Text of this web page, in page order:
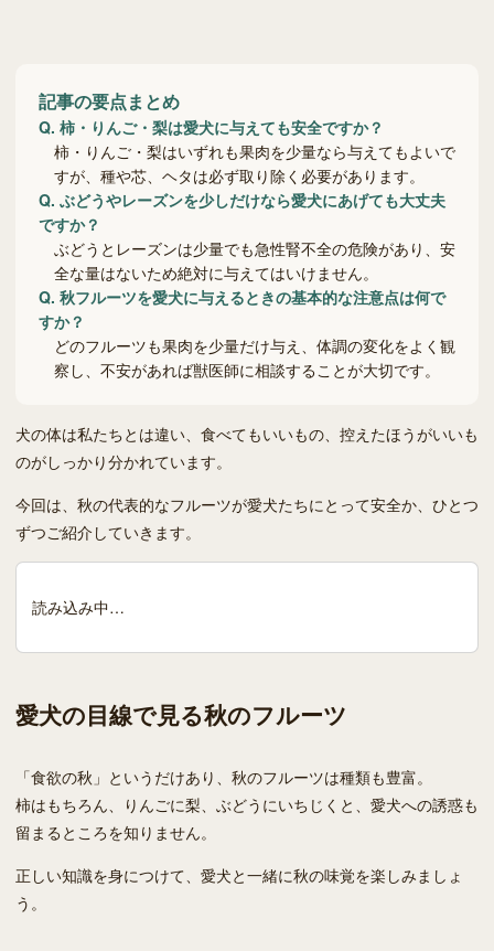
記事の要点まとめ
Q. 柿・りんご・梨は愛犬に与えても安全ですか？
柿・りんご・梨はいずれも果肉を少量なら与えてもよいで
すが、種や芯、ヘタは必ず取り除く必要があります。
Q. ぶどうやレーズンを少しだけなら愛犬にあげても大丈夫
ですか？
ぶどうとレーズンは少量でも急性腎不全の危険があり、安
全な量はないため絶対に与えてはいけません。
Q. 秋フルーツを愛犬に与えるときの基本的な注意点は何で
すか？
どのフルーツも果肉を少量だけ与え、体調の変化をよく観
察し、不安があれば獣医師に相談することが大切です。
犬の体は私たちとは違い、食べてもいいもの、控えたほうがいいも
のがしっかり分かれています。
今回は、秋の代表的なフルーツが愛犬たちにとって安全か、ひとつ
ずつご紹介していきます。
読み込み中…
愛犬の目線で見る秋のフルーツ
「食欲の秋」というだけあり、秋のフルーツは種類も豊富。
柿はもちろん、りんごに梨、ぶどうにいちじくと、愛犬への誘惑も
留まるところを知りません。
正しい知識を身につけて、愛犬と一緒に秋の味覚を楽しみましょ
う。